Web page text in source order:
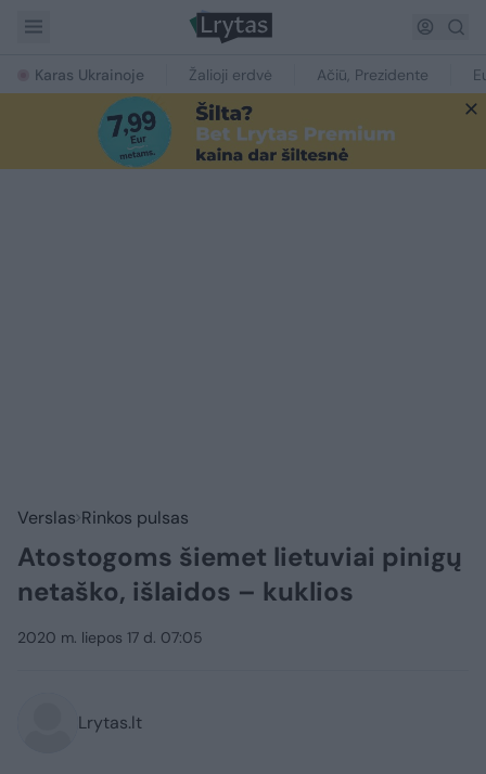
Karas Ukrainoje Žalioji erdvė Ačiū, Prezidente
Verslas Rinkos pulsas
Atostogoms šiemet lietuviai pinigų
netaško, išlaidos – kuklios
2020 m. liepos 17 d. 07:05
Lrytas.lt